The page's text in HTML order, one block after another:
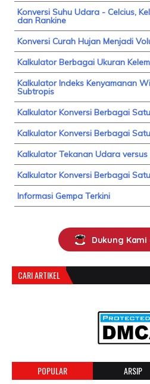
Konversi Suhu Udara - Celcius,
dan Rankine
Konversi Curah Hujan Menjadi
Kalkulator Berbagai Ukuran
Kalkulator Indeks Kenyamanan
Subtropis
Kalkulator Konversi Berbagai
Kalkulator Konversi Berbagai
Kalkulator Tekanan Udara
Kalkulator Konversi Berbagai
Informasi Gempa Terkini
Dukung
CARI ARTIKEL
POPULAR ARSIP